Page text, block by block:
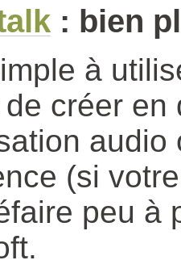
: bien
à
créer en
audio
(si
peu à